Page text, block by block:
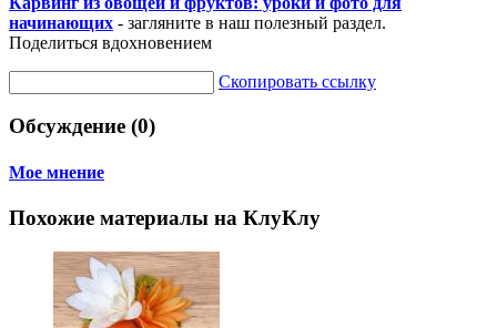
начинающих - загляните в наш полезный раздел.
Поделиться вдохновением
Скопировать ссылку
Обсуждение (0)
Мое мнение
Похожие материалы на КлуКлу